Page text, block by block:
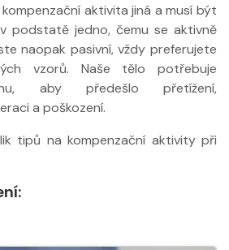
aktivita jiná a musí být
podstatě jedno, čemu se aktivně
naopak pasivní, vždy preferujete
vzorů. Naše tělo potřebuje
aby předešlo přetížení,
a poškození.
tipů na kompenzační aktivity při